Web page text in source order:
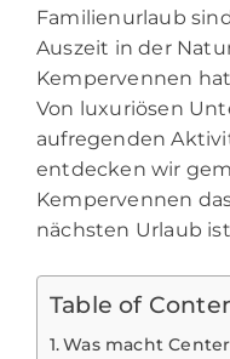
Familienurlaub
Auszeit in der
Kempervennen
Von luxuriösen
aufregenden
entdecken wir
Kempervennen
nächsten Urlaub
Table of
Was macht